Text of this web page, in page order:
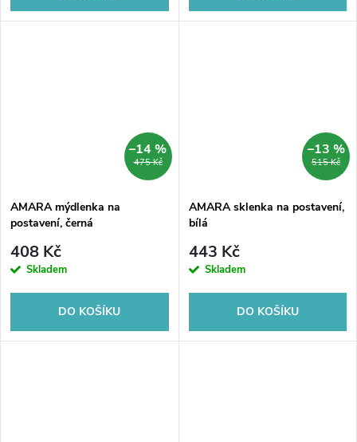
475 Kč
–14 %
AMARA mýdlenka na
postavení, černá
408 Kč
Skladem
DO KOŠÍKU
515 Kč
–13 %
AMARA sklenka na postavení,
bílá
443 Kč
Skladem
DO KOŠÍKU